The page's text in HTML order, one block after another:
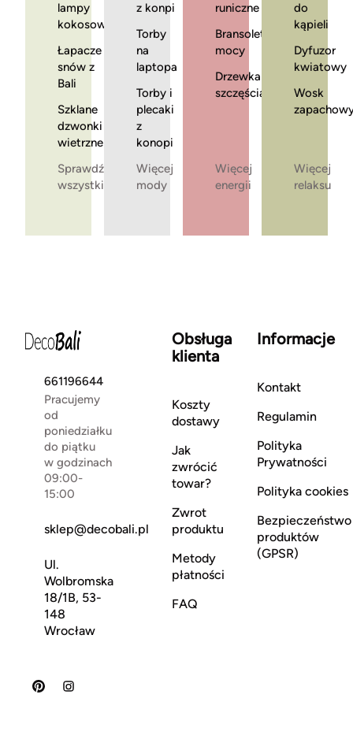
lampy
kokosowe
Łapacze
snów z
Bali
Szklane
dzwonki
wietrzne
Sprawdź
wszystkie
z konpi
Torby
na
laptopa
Torby i
plecaki
z
konopi
Więcej
mody
runiczne
Bransoletki
mocy
Drzewka
szczęścia
Więcej
energii
do
kąpieli
Dyfuzor
kwiatowy
Wosk
Więcej
relaksu
661196644
Pracujemy
od
poniedziałku
do piątku
w godzinach
09:00-
15:00
sklep@decobali.pl
Ul.
Wolbromska
18/1B, 53-
148
Wrocław
Obsługa
klienta
Koszty
dostawy
Jak
zwrócić
towar?
Zwrot
produktu
Metody
płatności
FAQ
Informacje
Kontakt
Regulamin
Polityka
Prywatności
Polityka cookies
Bezpieczeństwo
produktów
(GPSR)